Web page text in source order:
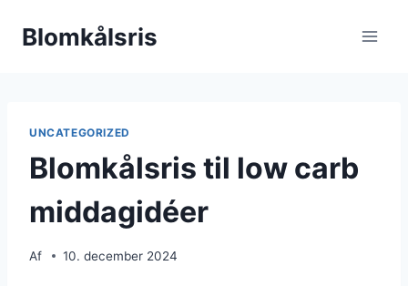
Blomkålsris
UNCATEGORIZED
Blomkålsris til low carb
middagidéer
Af 10. december 2024